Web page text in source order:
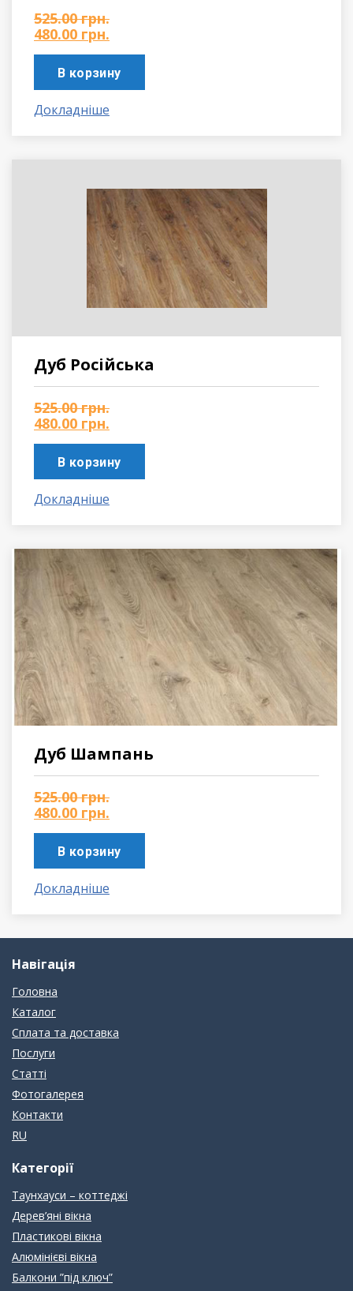
525.00грн.
480.00 грн.
В корзину
Докладніше
Дуб Російська
525.00грн.
480.00 грн.
В корзину
Докладніше
Дуб Шампань
525.00грн.
480.00 грн.
В корзину
Докладніше
Навігація
Головна
Каталог
Сплата та доставка
Послуги
Статті
Фотогалерея
Контакти
RU
Категорії
Таунхауси – коттеджі
Дерев’яні вікна
Пластикові вікна
Алюмінієві вікна
Балкони ”під ключ”